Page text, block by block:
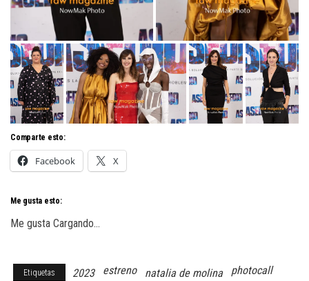
Comparte esto:
Facebook X
Me gusta esto:
Me gusta Cargando...
Etiquetas 2023 estreno natalia de molina
photocall